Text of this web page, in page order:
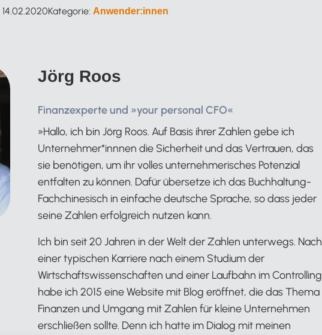
14.02.2020Kategorie: Anwender:innen
Jörg Roos
Finanzexperte und »your personal CFO«
»Hallo, ich bin Jörg Roos. Auf Basis ihrer Zahlen gebe ich
Unternehmer*innnen die Sicherheit und das Vertrauen, das
sie benötigen, um ihr volles unternehmerisches Potenzial
entfalten zu können. Dafür übersetze ich das Buchhaltung-
Fachchinesisch in einfache deutsche Sprache, so dass jeder
seine Zahlen erfolgreich nutzen kann.
Ich bin seit 20 Jahren in der Welt der Zahlen unterwegs. Nach
einer typischen Karriere nach einem Studium der
Wirtschaftswissenschaften und einer Laufbahn im Controlling
habe ich 2015 eine Website mit Blog eröffnet, die das Thema
Finanzen und Umgang mit Zahlen für kleine Unternehmen
erschließen sollte. Denn ich hatte im Dialog mit meinen